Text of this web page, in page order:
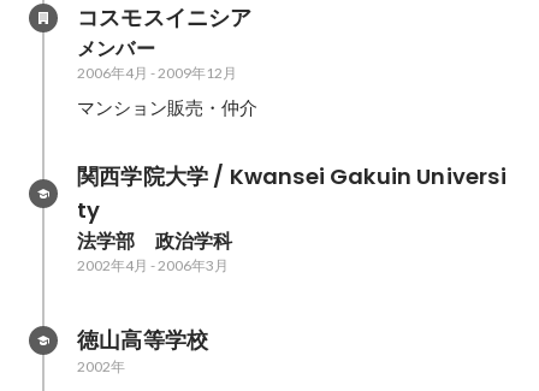
コスモスイニシア
メンバー
2006年4月 - 2009年12月
マンション販売・仲介
関西学院大学 / Kwansei Gakuin Universi
ty
法学部　政治学科
2002年4月 - 2006年3月
徳山高等学校
2002年